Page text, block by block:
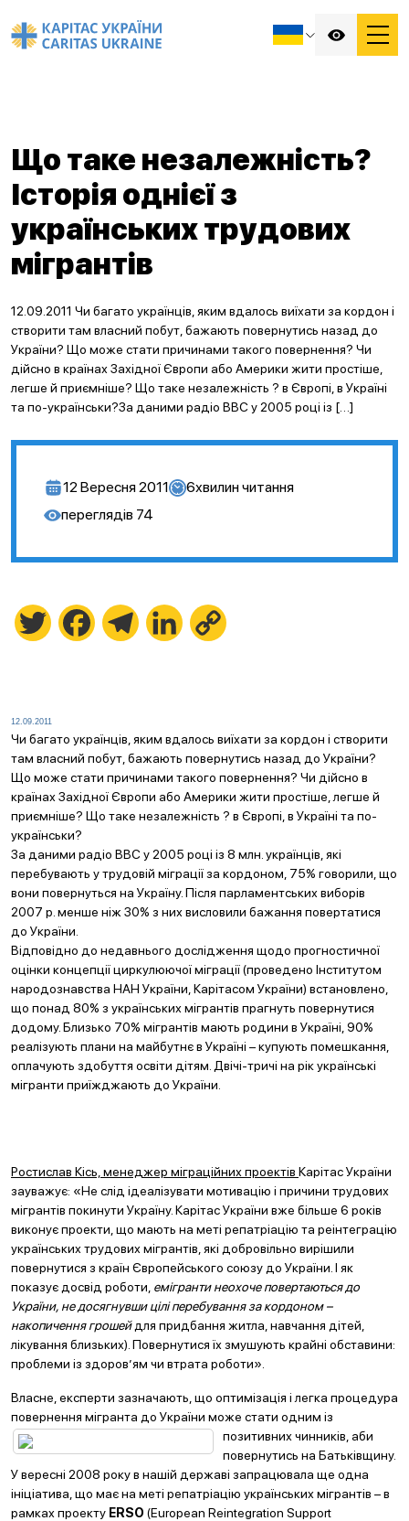
Що таке незалежність?
Історія однієї з
українських трудових
мігрантів
12.09.2011 Чи багато українців, яким вдалось виїхати за кордон і
створити там власний побут, бажають повернутись назад до
України? Що може стати причинами такого повернення? Чи
дійсно в країнах Західної Європи або Америки жити простіше,
легше й приємніше? Що таке незалежність ? в Європі, в Україні
та по-українськи?За даними радіо ВВС у 2005 році із […]
12 Вересня 2011 6хвилин читання
переглядів 74
Twitter FacebookTelegramLinkedIn
12.09.2011
Чи багато українців, яким вдалось виїхати за кордон і створити
там власний побут, бажають повернутись назад до України?
Що може стати причинами такого повернення? Чи дійсно в
країнах Західної Європи або Америки жити простіше, легше й
приємніше? Що таке незалежність ? в Європі, в Україні та по-
українськи?
За даними радіо ВВС у 2005 році із 8 млн. українців, які
перебувають у трудовій міграції за кордоном, 75% говорили, що
вони повернуться на Україну. Після парламентських виборів
2007 р. менше ніж 30% з них висловили бажання повертатися
до України.
Відповідно до недавнього дослідження щодо прогностичної
оцінки концепції циркулюючої міграції (проведено Інститутом
народознавства НАН України, Карітасом України) встановлено,
що понад 80% з українських мігрантів прагнуть повернутися
додому. Близько 70% мігрантів мають родини в Україні, 90%
реалізують плани на майбутнє в Україні – купують помешкання,
оплачують здобуття освіти дітям. Двічі-тричі на рік українські
мігранти приїжджають до України.
Ростислав Кісь, менеджер міграційних проектів Карітас України
зауважує: «Не слід ідеалізувати мотивацію і причини трудових
мігрантів покинути Україну. Карітас України вже більше 6 років
виконує проекти, що мають на меті репатріацію та реінтеграцію
українських трудових мігрантів, які добровільно вирішили
повернутися з країн Європейського союзу до України. І як
показує досвід роботи, емігранти неохоче повертаються до
України, не досягнувши цілі перебування за кордоном –
накопичення грошейдля придбання житла, навчання дітей,
лікування близьких). Повернутися їх змушують крайні обставини:
проблеми із здоров’ям чи втрата роботи».
Власне, експерти зазначають, що оптимізація і легка процедура
повернення мігранта до України може стати одним із
позитивних чинників, аби
повернутись на Батьківщину.
У вересні 2008 року в нашій державі запрацювала ще одна
ініціатива, що має на меті репатріацію українських мігрантів – в
рамках проекту ERSO (European Reintegration Support